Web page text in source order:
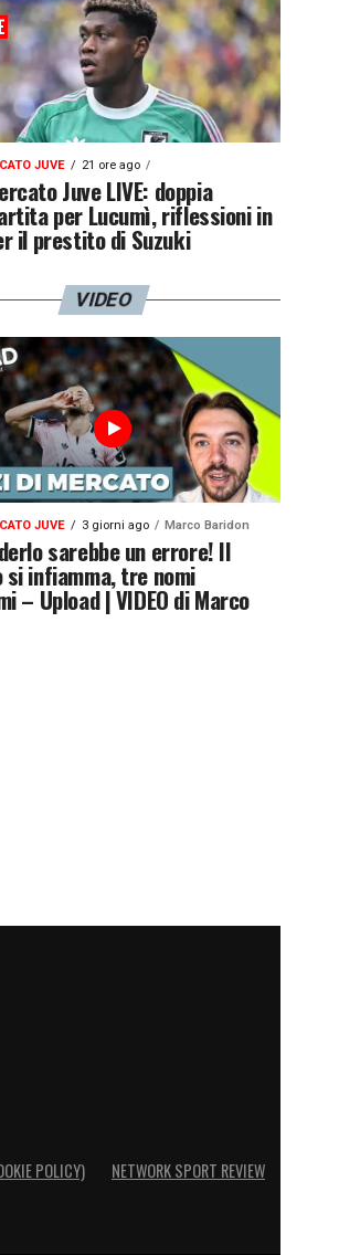
JUVE 21 ore ago
Juve LIVE: doppia
per Lucumì, riflessioni in
il prestito di Suzuki
VIDEO
JUVE 3 giorni ago Marco Baridon
sarebbe un errore! Il
infiamma, tre nomi
– Upload | VIDEO di Marco
POLICY) NETWORK SPORT REVIEW